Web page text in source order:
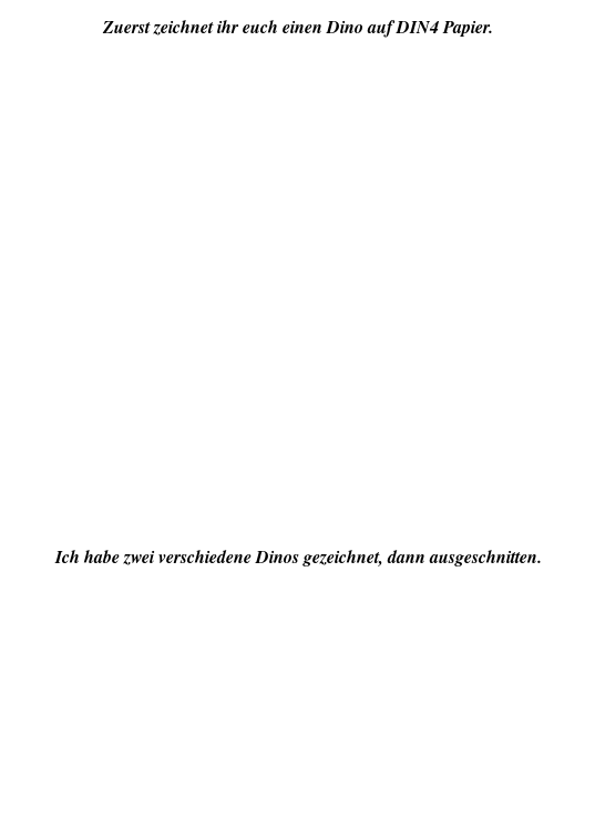
Zuerst zeichnet ihr euch einen Dino auf DIN4 Papier.
Ich habe zwei verschiedene Dinos gezeichnet, dann ausgeschnitten.